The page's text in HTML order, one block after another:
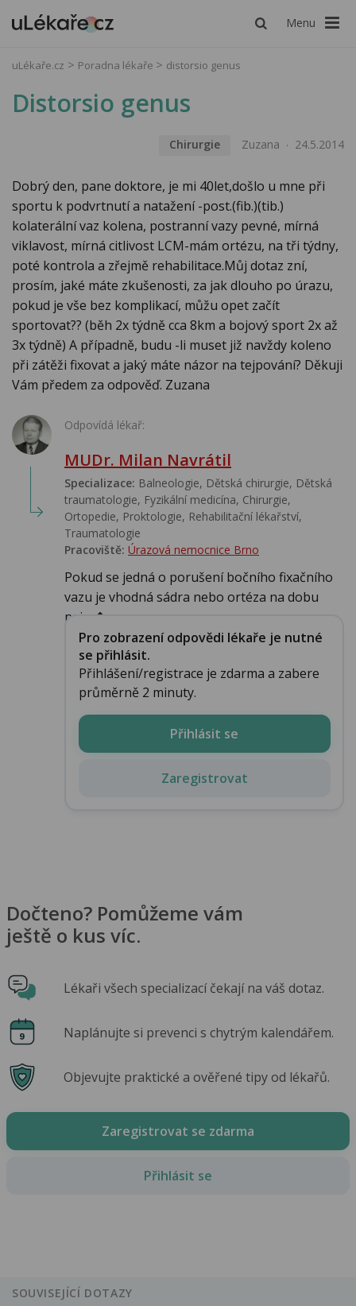
Menu
uLékaře.cz Poradna lékaře distorsio genus
Distorsio genus
Chirurgie Zuzana 24.5.2014
Dobrý den, pane doktore, je mi 40let,došlo u mne při
sportu k podvrtnutí a natažení -post.(fib.)(tib.)
kolaterální vaz kolena, postranní vazy pevné, mírná
viklavost, mírná citlivost LCM-mám ortézu, na tři týdny,
poté kontrola a zřejmě rehabilitace.Můj dotaz zní,
prosím, jaké máte zkušenosti, za jak dlouho po úrazu,
pokud je vše bez komplikací, můžu opet začít
sportovat?? (běh 2x týdně cca 8km a bojový sport 2x až
3x týdně) A případně, budu -li muset již navždy koleno
při zátěži fixovat a jaký máte názor na tejpování? Děkuji
Vám předem za odpověď. Zuzana
Odpovídá lékař:
MUDr. Milan Navrátil
Specializace: Balneologie, Dětská chirurgie, Dětská
traumatologie, Fyzikální medicína, Chirurgie,
Ortopedie, Proktologie, Rehabilitační lékařství‎,
Traumatologie
Pracoviště: Úrazová nemocnice Brno
Pokud se jedná o porušení bočního fixačního
vazu je vhodná sádra nebo ortéza na dobu
nejm�...
Pro zobrazení odpovědi lékaře je nutné
se přihlásit.
Přihlášení/registrace je zdarma a zabere
průměrně 2 minuty.
Přihlásit se
Zaregistrovat
Dočteno? Pomůžeme vám
ještě o kus víc.
Lékaři všech specializací čekají na váš dotaz.
Naplánujte si prevenci s chytrým kalendářem.
Objevujte praktické a ověřené tipy od lékařů.
Zaregistrovat se zdarma
Přihlásit se
SOUVISEJÍCÍ DOTAZY